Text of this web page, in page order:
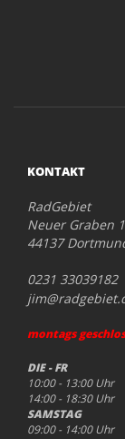
KONTAKT
RadGebiet
Neuer Graben
44137
0231 33039182
montags
DIE -
10:00 - 13:00
14:00 - 18:30
09:00 - 14:00